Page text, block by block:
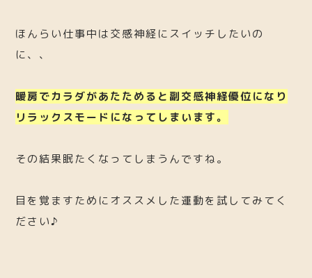
ほんらい仕事中は交感神経にスイッチしたいの
に、、
暖房でカラダがあたためると副交感神経優位になり
リラックスモードになってしまいます。
その結果眠たくなってしまうんですね。
目を覚ますためにオススメした運動を試してみてく
ださい♪